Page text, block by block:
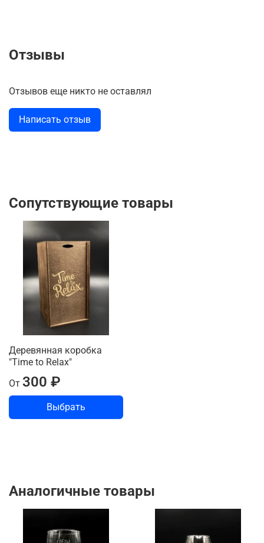
Отзывы
Отзывов еще никто не оставлял
Написать отзыв
Сопутствующие товары
Деревянная коробка
"Time to Relax"
От 300 ₽
Выбрать
Аналогичные товары